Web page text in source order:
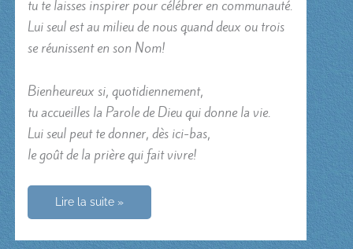
tu te laisses inspirer pour célébrer en communauté.
Lui seul est au milieu de nous quand deux ou trois
se réunissent en son Nom!
Bienheureux si, quotidiennement,
tu accueilles la Parole de Dieu qui donne la vie.
Lui seul peut te donner, dès ici-bas,
le goût de la prière qui fait vivre!
Pense
observer
jour
Lire la suite »